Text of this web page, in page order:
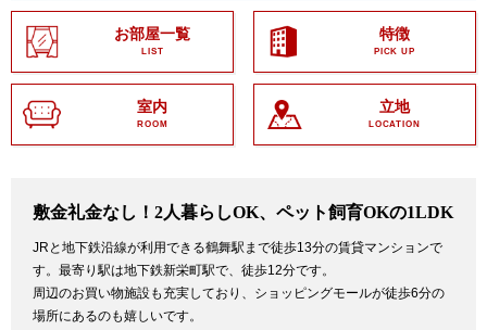
お部屋一覧
LIST
特徴
PICK UP
室内
ROOM
立地
LOCATION
敷金礼金なし！2人暮らしOK、ペット飼育OKの1LDK
JRと地下鉄沿線が利用できる鶴舞駅まで徒歩13分の賃貸マンションで
す。最寄り駅は地下鉄新栄町駅で、徒歩12分です。
周辺のお買い物施設も充実しており、ショッピングモールが徒歩6分の
場所にあるのも嬉しいです。